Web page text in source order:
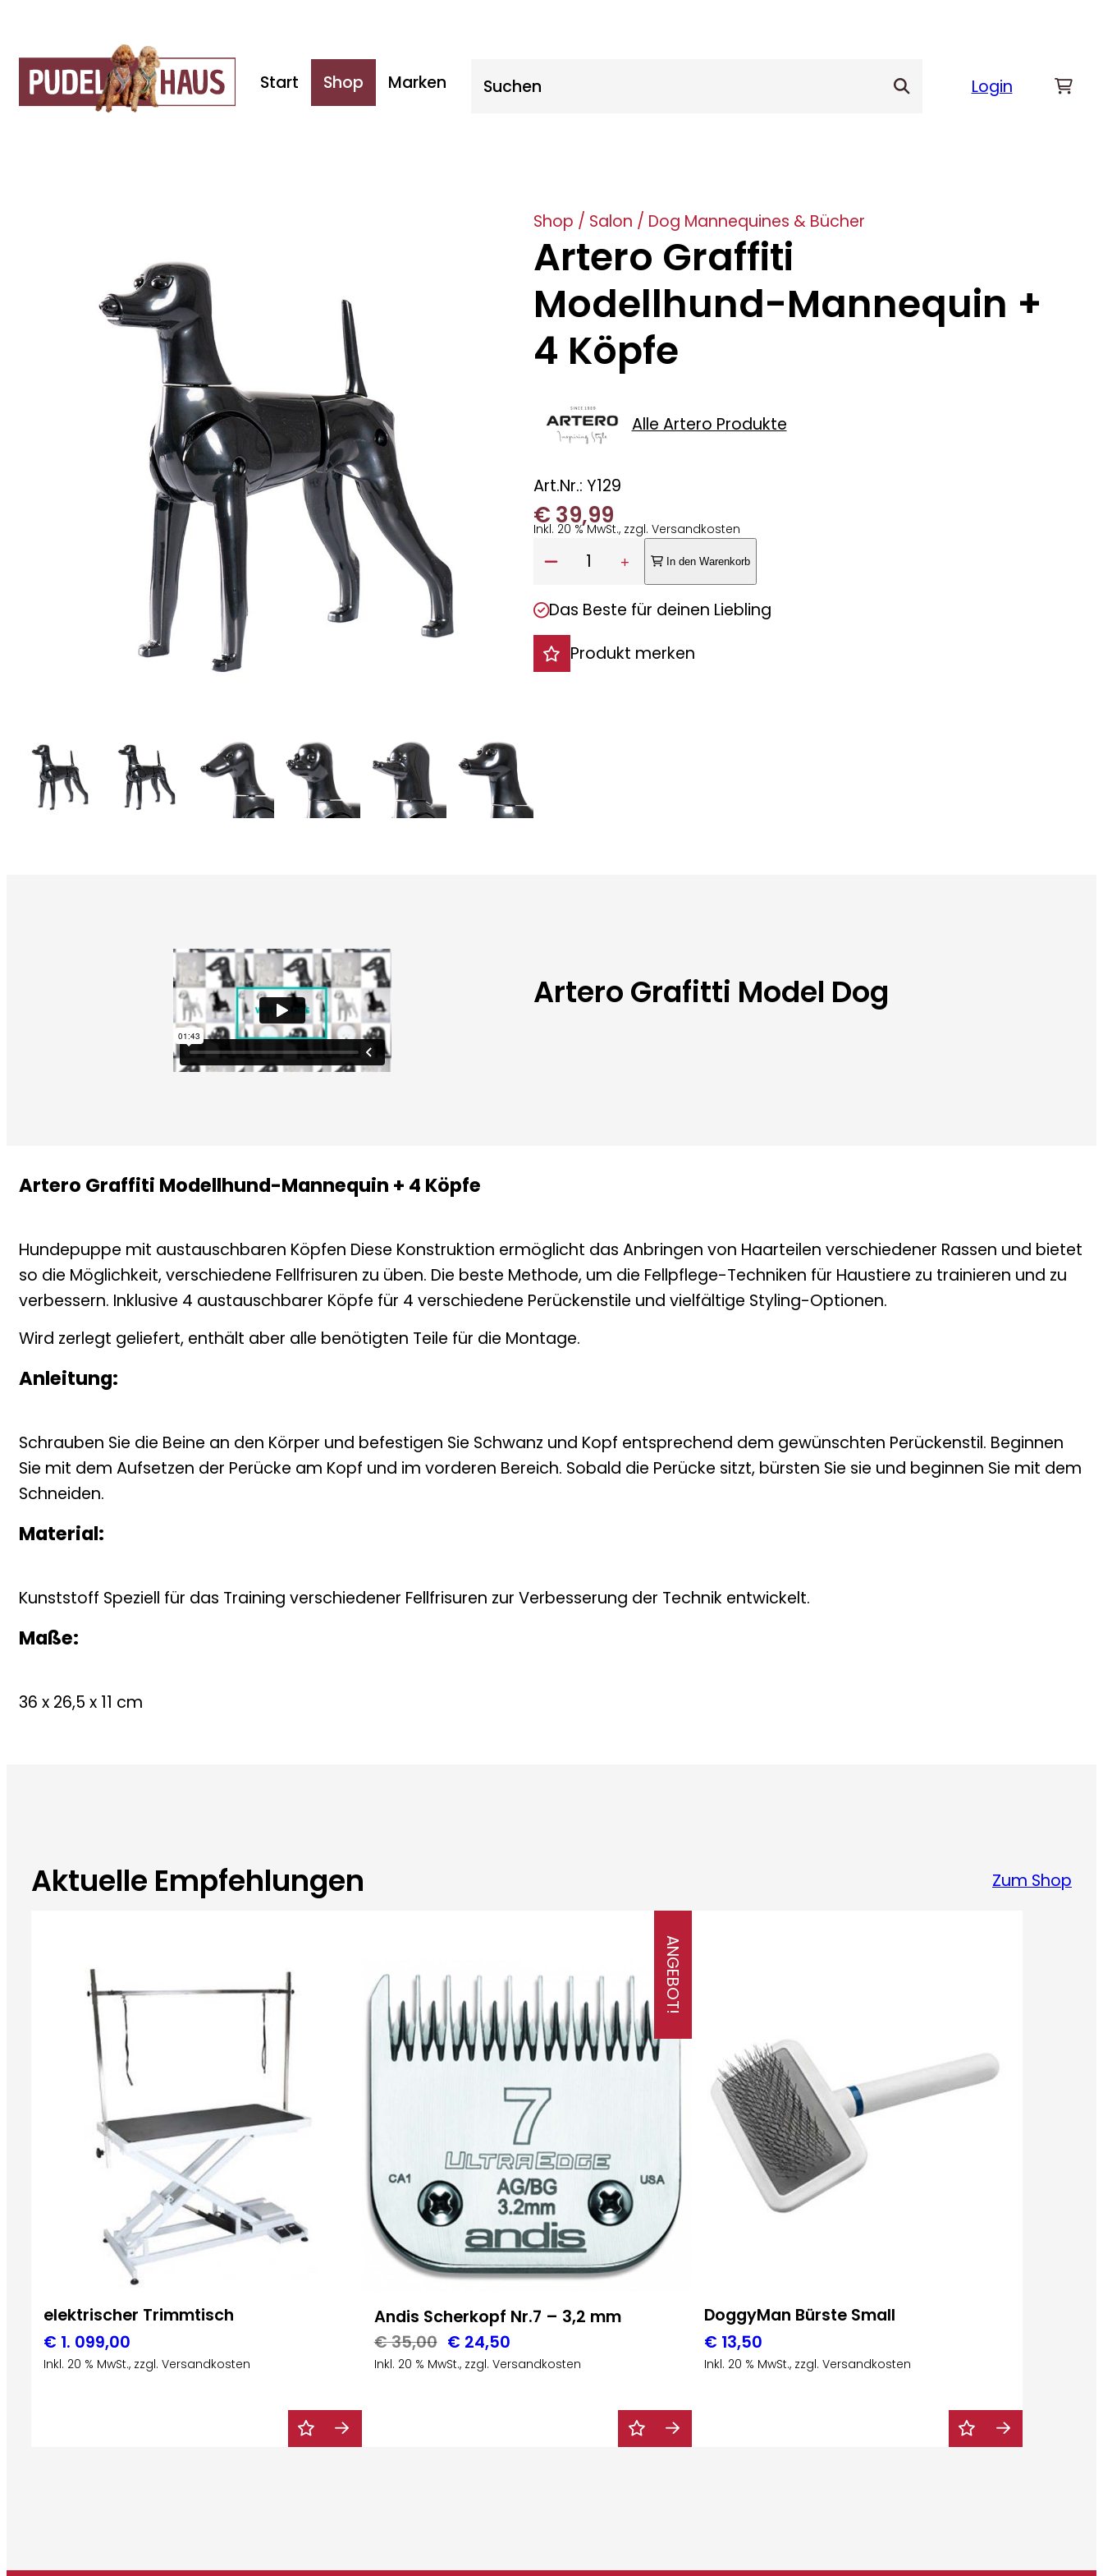
Start Shop Marken Login
Shop / Salon / Dog Mannequines & Bücher
Artero Graffiti
Modellhund-Mannequin +
4 Köpfe
Alle Artero Produkte
Art.Nr.: Y129
€ 39,99
Inkl. 20 % MwSt., zzgl. Versandkosten
Anzahl:1 In den Warenkorb
Das Beste für deinen Liebling
Produkt merken
Artero Grafitti Model Dog
Artero Graffiti Modellhund-Mannequin + 4 Köpfe
Hundepuppe mit austauschbaren Köpfen Diese Konstruktion ermöglicht das Anbringen von Haarteilen verschiedener Rassen und bietet
so die Möglichkeit, verschiedene Fellfrisuren zu üben. Die beste Methode, um die Fellpflege-Techniken für Haustiere zu trainieren und zu
verbessern. Inklusive 4 austauschbarer Köpfe für 4 verschiedene Perückenstile und vielfältige Styling-Optionen.
Wird zerlegt geliefert, enthält aber alle benötigten Teile für die Montage.
Anleitung:
Schrauben Sie die Beine an den Körper und befestigen Sie Schwanz und Kopf entsprechend dem gewünschten Perückenstil. Beginnen
Sie mit dem Aufsetzen der Perücke am Kopf und im vorderen Bereich. Sobald die Perücke sitzt, bürsten Sie sie und beginnen Sie mit dem
Schneiden.
Material:
Kunststoff Speziell für das Training verschiedener Fellfrisuren zur Verbesserung der Technik entwickelt.
Maße:
36 x 26,5 x 11 cm
Aktuelle Empfehlungen Zum Shop
elektrischer Trimmtisch
€ 1. 099,00
Inkl. 20 % MwSt., zzgl. Versandkosten
ANGEBOT!
Andis Scherkopf Nr.7 – 3,2 mm
€35,00 Ursprünglicher
Preis
€ 24,50
Preis
Inkl. 20 % MwSt., zzgl. Versandkosten
DoggyMan Bürste Small
€ 13,50
Inkl. 20 % MwSt., zzgl. Versandkosten